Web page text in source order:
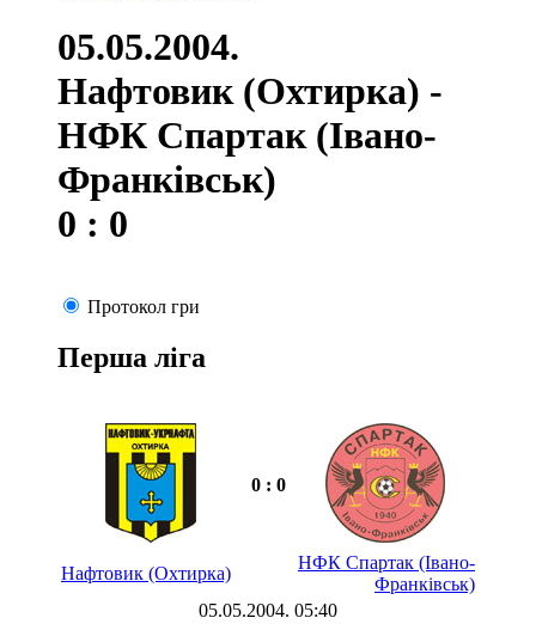
05.05.2004.
Нафтовик (Охтирка) -
НФК Спартак (Івано-
Франківськ)
0 : 0
Протокол гри
Перша ліга
0 : 0
Нафтовик (Охтирка)
НФК Спартак (Івано-
Франківськ)
05.05.2004. 05:40